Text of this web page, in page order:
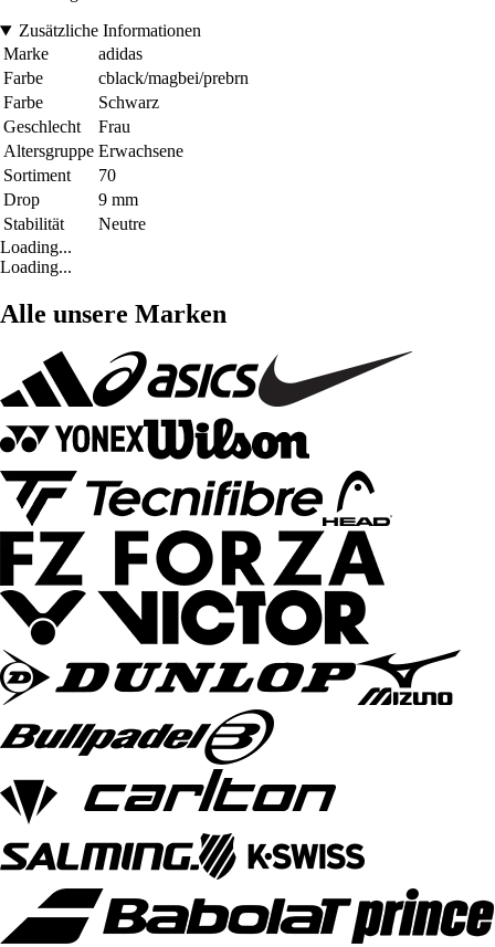
Zusätzliche Informationen
Marke
adidas
Farbe
cblack/magbei/prebrn
Farbe
Schwarz
Geschlecht
Frau
Altersgruppe Erwachsene
Sortiment
70
Drop
9 mm
Stabilität
Neutre
Loading...
Loading...
Alle unsere Marken